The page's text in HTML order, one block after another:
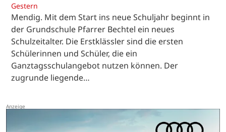
Gestern
Mendig. Mit dem Start ins neue Schuljahr beginnt in
der Grundschule Pfarrer Bechtel ein neues
Schulzeitalter. Die Erstklässler sind die ersten
Schülerinnen und Schüler, die ein
Ganztagsschulangebot nutzen können. Der
zugrunde liegende…